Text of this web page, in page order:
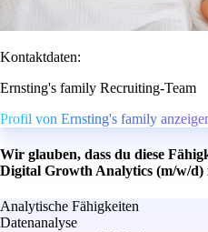
Kontaktdaten:
Ernsting's family Recruiting-Team
Profil von Ernsting's family
Wir glauben, dass du diese
Digital Growth Analytics (m/w/d)
Analytische Fähigkeiten
Datenanalyse